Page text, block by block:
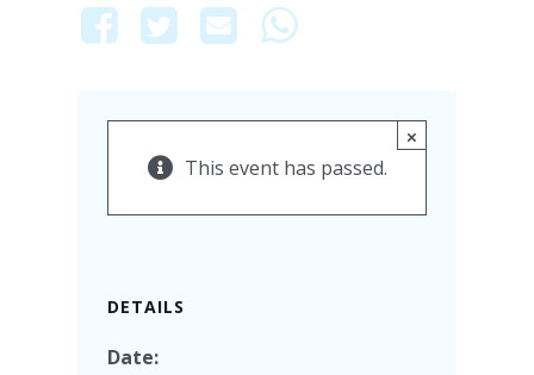
×
This event has passed.
DETAILS
Date: